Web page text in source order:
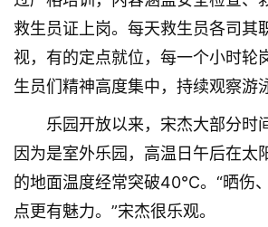
救生员证上岗。每天救生员各司其
视，有的定点就位，每一个小时轮
生员们精神高度集中，持续观察游
乐园开放以来，宋杰大部分时
因为是室外乐园，高温日午后在太
的地面温度经常突破40℃。“晒伤
点更有魅力。”宋杰很乐观。